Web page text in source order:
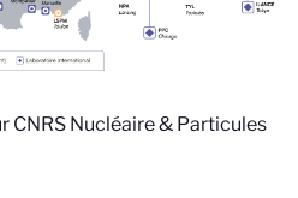
CNRS Nucléaire & Particules